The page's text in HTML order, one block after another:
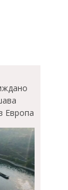
Европа